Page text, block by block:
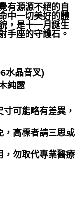
有源源不絕的自
中一切美好的體
，是十一月誕生
手座的守護石。
水晶音叉)
純露
可能略有差異，
，高標者請三思或
，勿取代專業醫療